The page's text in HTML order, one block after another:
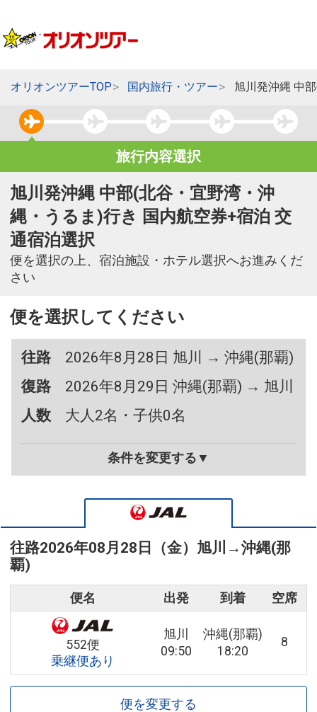
オリオンツアーTOP 国内旅行・ツアー 旭川発沖縄 中
旅行内容選択
旭川発沖縄 中部(北谷・宜野湾・沖
縄・うるま)行き 国内航空券+宿泊 交
通宿泊選択
便を選択の上、宿泊施設・ホテル選択へお進みくだ
さい
便を選択してください
往路
2026年8月28日 旭川 → 沖縄(那覇)
復路
2026年8月29日 沖縄(那覇) → 旭川
人数
大人2名・子供0名
条件を変更する▼
往路2026年08月28日（金） 旭川 →沖縄(那
覇)
便名 出発 到着 空席
552便
乗継便あり
旭川
09:50
沖縄(那覇)
18:20
8
便を変更する